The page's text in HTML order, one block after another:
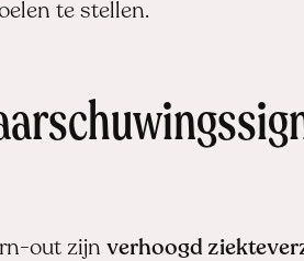
te stellen.
out zijn verhoogd